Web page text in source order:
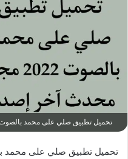
تحميل تطبيق صلي على محمد بالصوت
تحميل تطبيق صلي على محمد